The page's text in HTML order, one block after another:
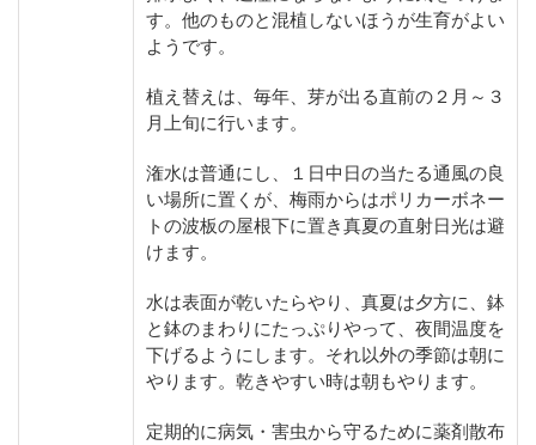
す。他のものと混植しないほうが生育がよい
ようです。
植え替えは、毎年、芽が出る直前の２月～３
月上旬に行います。
潅水は普通にし、１日中日の当たる通風の良
い場所に置くが、梅雨からはポリカーボネー
トの波板の屋根下に置き真夏の直射日光は避
けます。
水は表面が乾いたらやり、真夏は夕方に、鉢
と鉢のまわりにたっぷりやって、夜間温度を
下げるようにします。それ以外の季節は朝に
やります。乾きやすい時は朝もやります。
定期的に病気・害虫から守るために薬剤散布